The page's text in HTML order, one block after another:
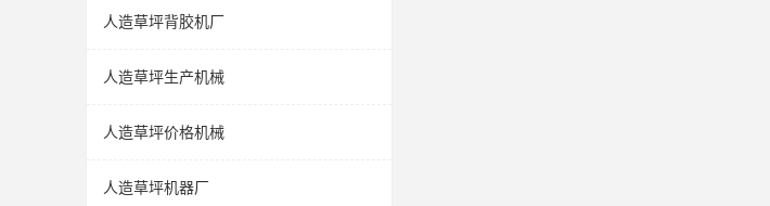
人造草坪背胶机厂
人造草坪生产机械
人造草坪价格机械
人造草坪机器厂